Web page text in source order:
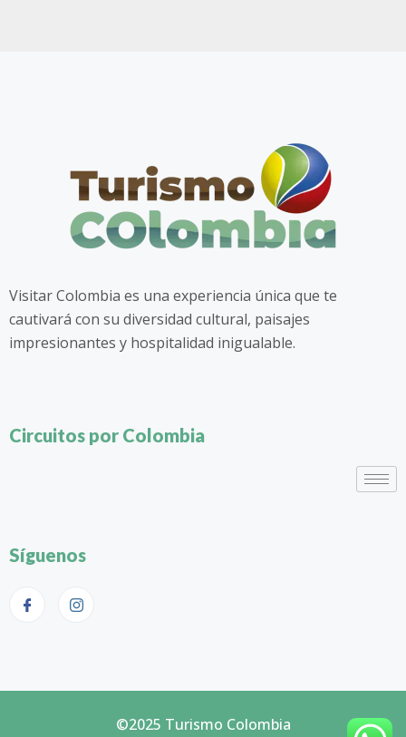
Visitar Colombia es una experiencia única que te
cautivará con su diversidad cultural, paisajes
impresionantes y hospitalidad inigualable.
Circuitos por Colombia
Síguenos
©2025 Turismo Colombia